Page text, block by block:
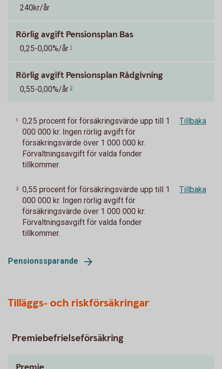
240kr/år
Rörlig avgift Pensionsplan Bas
0,25-0,00%/år 1
Rörlig avgift Pensionsplan Rådgivning
0,55-0,00%/år 2
1
0,25 procent för försäkringsvärde upp till 1
000 000 kr. Ingen rörlig avgift för
försäkringsvärde över 1 000 000 kr.
Förvaltningsavgift för valda fonder
tillkommer.
Tillbaka
2
0,55 procent för försäkringsvärde upp till 1
000 000 kr. Ingen rörlig avgift för
försäkringsvärde över 1 000 000 kr.
Förvaltningsavgift för valda fonder
tillkommer.
Tillbaka
Pensionssparande
Tilläggs- och riskförsäkringar
Premiebefrielseförsäkring